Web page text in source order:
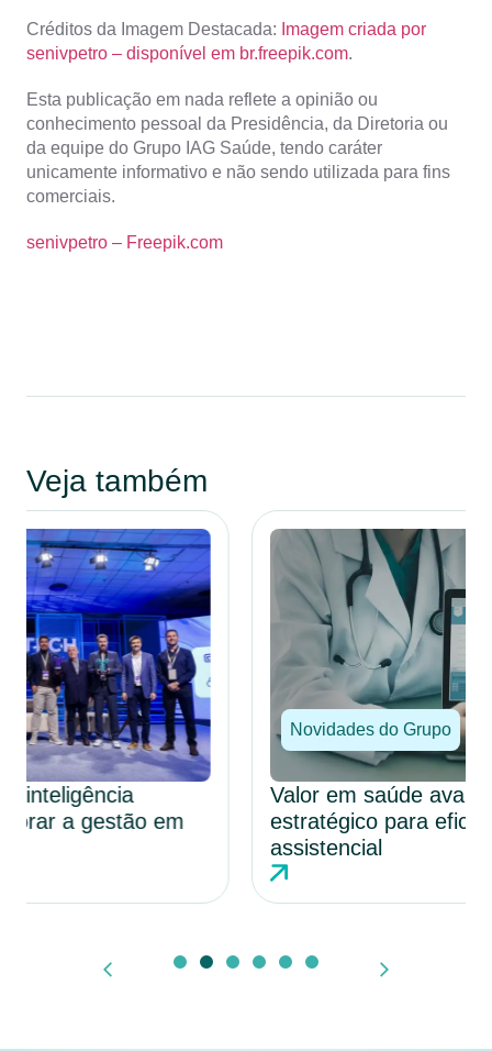
Créditos da Imagem Destacada: Imagem criada por
senivpetro – disponível em br.freepik.com.
Esta publicação em nada reflete a opinião ou
conhecimento pessoal da Presidência, da Diretoria ou
da equipe do Grupo IAG Saúde, tendo caráter
unicamente informativo e não sendo utilizada para fins
comerciais.
senivpetro – Freepik.com
Veja também
Novidades do Grupo
Valor em saúde avança como modelo
estratégico para eficiência e qualidade